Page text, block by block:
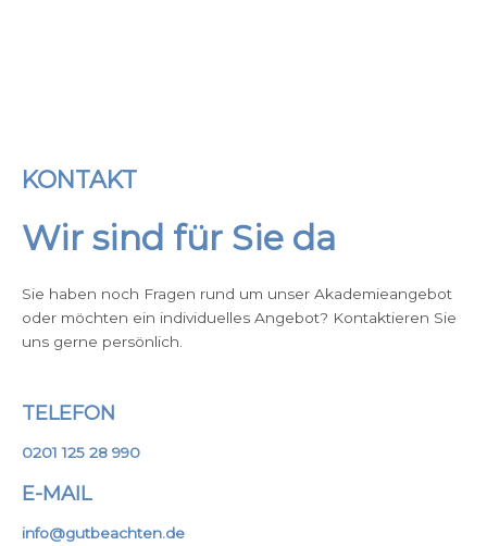
KONTAKT
Wir sind für Sie da
Sie haben noch Fragen rund um unser Akademieangebot
oder möchten ein individuelles Angebot? Kontaktieren Sie
uns gerne persönlich.
TELEFON
0201 125 28 990
E-MAIL
info@gutbeachten.de